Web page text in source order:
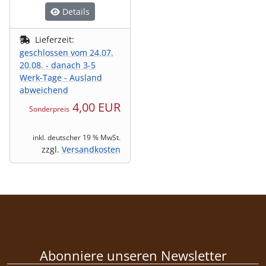
Details
Lieferzeit:
geschlossen vom 24.07.
20.08. - danach 3-5
Werk-Tage - Ausland
abweichend
Sonderpreis 4,00 EUR
inkl. deutscher 19 % MwSt.
zzgl. Versandkosten
Abonniere unseren Newsletter